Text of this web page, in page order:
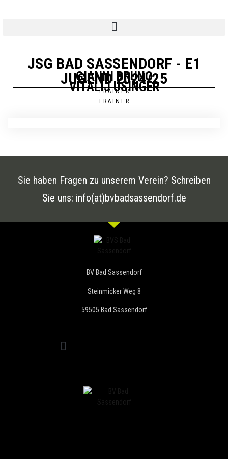
JSG BAD SASSENDORF - E1
JUGEND 2024/25
GIANNI BRUNO
TRAINER
VITALIJ USINGER
TRAINER
Sie haben Fragen zu unserem Verein? Schreiben
Sie uns: info(at)bvbadsassendorf.de
BV Bad Sassendorf
Steinmicker Weg 8
59505 Bad Sassendorf